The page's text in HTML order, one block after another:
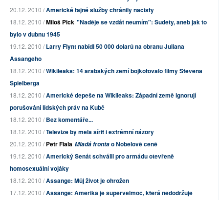
20.12. 2010 /Americké tajné služby chránily nacisty
18.12. 2010 /Miloš Pick "Naděje se vzdát neumím": Sudety, aneb jak to
bylo v dubnu 1945
19.12. 2010 /Larry Flynt nabídl 50 000 dolarů na obranu Juliana
Assangeho
18.12. 2010 /Wikileaks: 14 arabských zemí bojkotovalo filmy Stevena
Spielberga
18.12. 2010 /Americké depeše na Wikileaks: Západní země ignorují
porušování lidských práv na Kubě
18.12. 2010 /Bez komentáře...
18.12. 2010 /Televize by měla šířit i extrémní názory
20.12. 2010 /Petr Fiala Mladá frontao Nobelově ceně
19.12. 2010 /Americký Senát schválil pro armádu otevřeně
homosexuální vojáky
18.12. 2010 /Assange: Můj život je ohrožen
17.12. 2010 /Assange: Amerika je supervelmoc, která nedodržuje